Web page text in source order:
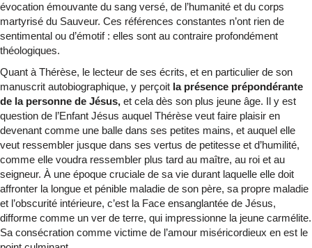
évocation émouvante du sang versé, de l’humanité et du corps
martyrisé du Sauveur. Ces références constantes n’ont rien de
sentimental ou d’émotif : elles sont au contraire profondément
théologiques.
Quant à Thérèse, le lecteur de ses écrits, et en particulier de son
manuscrit autobiographique, y perçoit la présence prépondérante
de la personne de Jésus, et cela dès son plus jeune âge. Il y est
question de l’Enfant Jésus auquel Thérèse veut faire plaisir en
devenant comme une balle dans ses petites mains, et auquel elle
veut ressembler jusque dans ses vertus de petitesse et d’humilité,
comme elle voudra ressembler plus tard au maître, au roi et au
seigneur. À une époque cruciale de sa vie durant laquelle elle doit
affronter la longue et pénible maladie de son père, sa propre maladie
et l’obscurité intérieure, c’est la Face ensanglantée de Jésus,
difforme comme un ver de terre, qui impressionne la jeune carmélite.
Sa consécration comme victime de l’amour miséricordieux en est le